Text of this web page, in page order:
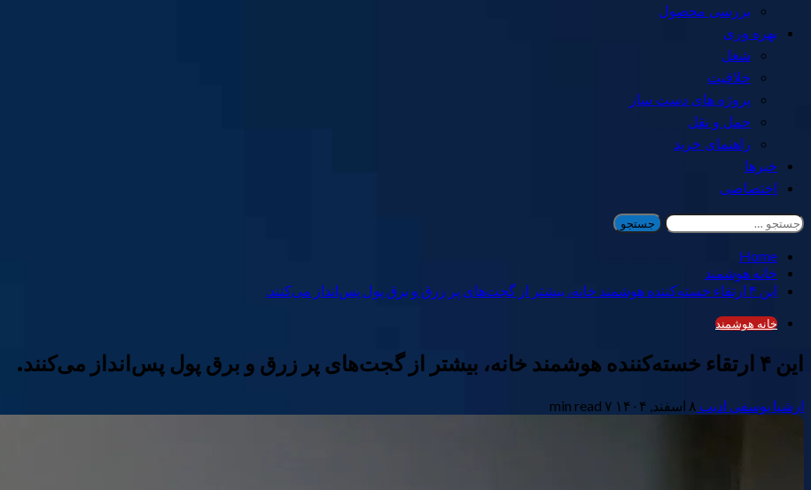
بررسی محصول
بهره وری
شغل
خلاقیت
پروژه های دست ساز
حمل و نقل
راهنمای خرید
خبرها
اختصاصی
جستجو
برای:
Home
خانه هوشمند
این ۴ ارتقاء خسته‌کننده هوشمند خانه، بیشتر از گجت‌های پر زرق و برق پول پس‌انداز می‌کنند.
خانه هوشمند
این ۴ ارتقاء خسته‌کننده هوشمند خانه، بیشتر از گجت‌های پر زرق و برق پول پس‌انداز می‌کنند.
ارشیا یوسفی ادیب ۸ اسفند, ۱۴۰۴ ۷ min read